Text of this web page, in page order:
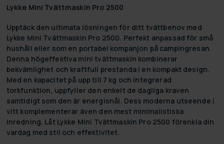
Lykke Mini Tvättmaskin Pro 2500
Upptäck den ultimata lösningen för ditt tvättbehov med
Lykke Mini Tvättmaskin Pro 2500. Perfekt anpassad för små
hushåll eller som en portabel kompanjon på campingresan.
Denna högeffektiva mini tvättmaskin kombinerar
bekvämlighet och kraftfull prestanda i en kompakt design.
Med en kapacitet på upp till 7 kg och integrerad
torkfunktion, uppfyller den enkelt de dagliga kraven
samtidigt som den är energisnål. Dess moderna utseende i
vitt komplementerar även den mest minimalistiska
inredning. Låt Lykke Mini Tvättmaskin Pro 2500 förenkla din
vardag med stil och effektivitet.